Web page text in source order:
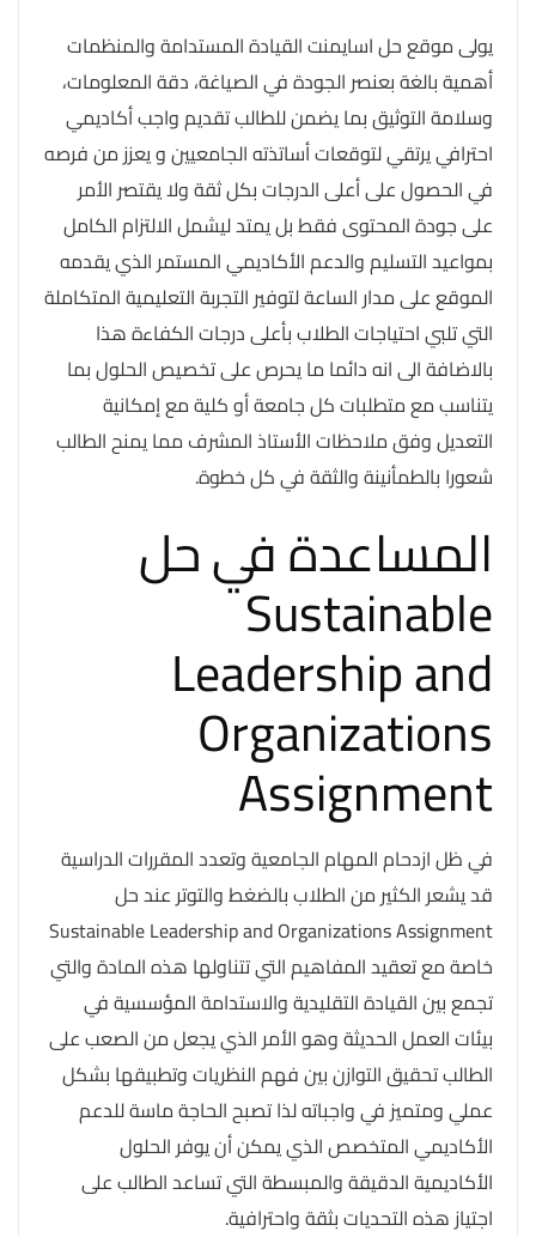
يولى موقع حل اسايمنت القيادة المستدامة والمنظمات
أهمية بالغة بعنصر الجودة في الصياغة، دقة المعلومات،
وسلامة التوثيق بما يضمن للطالب تقديم واجب أكاديمي
احترافي يرتقي لتوقعات أساتذته الجامعيين و يعزز من فرصه
في الحصول على أعلى الدرجات بكل ثقة ولا يقتصر الأمر
على جودة المحتوى فقط بل يمتد ليشمل الالتزام الكامل
بمواعيد التسليم والدعم الأكاديمي المستمر الذي يقدمه
الموقع على مدار الساعة لتوفير التجربة التعليمية المتكاملة
التي تلبي احتياجات الطلاب بأعلى درجات الكفاءة هذا
بالاضافة الى انه دائما ما يحرص على تخصيص الحلول بما
يتناسب مع متطلبات كل جامعة أو كلية مع إمكانية
التعديل وفق ملاحظات الأستاذ المشرف مما يمنح الطالب
شعورا بالطمأنينة والثقة في كل خطوة.
المساعدة في حل
Sustainable
Leadership and
Organizations
Assignment
في ظل ازدحام المهام الجامعية وتعدد المقررات الدراسية
قد يشعر الكثير من الطلاب بالضغط والتوتر عند حل
Sustainable Leadership and Organizations Assignment
خاصة مع تعقيد المفاهيم التي تتناولها هذه المادة والتي
تجمع بين القيادة التقليدية والاستدامة المؤسسية في
بيئات العمل الحديثة وهو الأمر الذي يجعل من الصعب على
الطالب تحقيق التوازن بين فهم النظريات وتطبيقها بشكل
عملي ومتميز في واجباته لذا تصبح الحاجة ماسة للدعم
الأكاديمي المتخصص الذي يمكن أن يوفر الحلول
الأكاديمية الدقيقة والمبسطة التي تساعد الطالب على
اجتياز هذه التحديات بثقة واحترافية.